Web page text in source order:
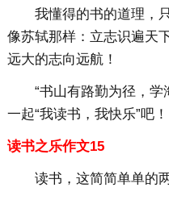
我懂得的书的道理，
像苏轼那样：立志识遍天
远大的志向远航！
“书山有路勤为径，学
一起“我读书，我快乐”吧！
读书之乐作文15
读书，这简简单单的